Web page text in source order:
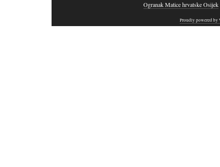
Ogranak Matice hrvatske Osijek
Proudly powered by